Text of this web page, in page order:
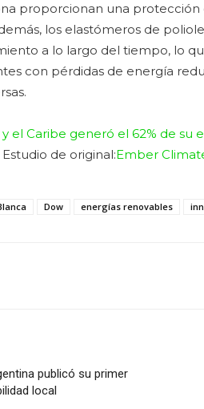
proporcionan una protección
los elastómeros de
a lo largo del tiempo, lo
con pérdidas de energía
el Caribe generó el 62% de su
Estudio de original:Ember
Dow energías renovables
publicó su primer
local